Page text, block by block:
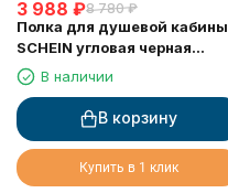
3 988 ₽8 780 ₽
Полка для душевой кабины
SCHEIN угловая черная
(9326MB)
В наличии
В корзину
Купить в 1 клик